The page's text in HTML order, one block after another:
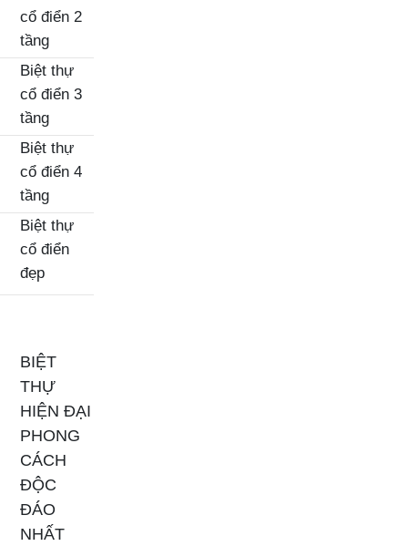
cổ điển 2
tầng
Biệt thự
cổ điển 3
tầng
Biệt thự
cổ điển 4
tầng
Biệt thự
cổ điển
đẹp
BIỆT
THỰ
HIỆN ĐẠI
PHONG
CÁCH
ĐỘC
ĐÁO
NHẤT